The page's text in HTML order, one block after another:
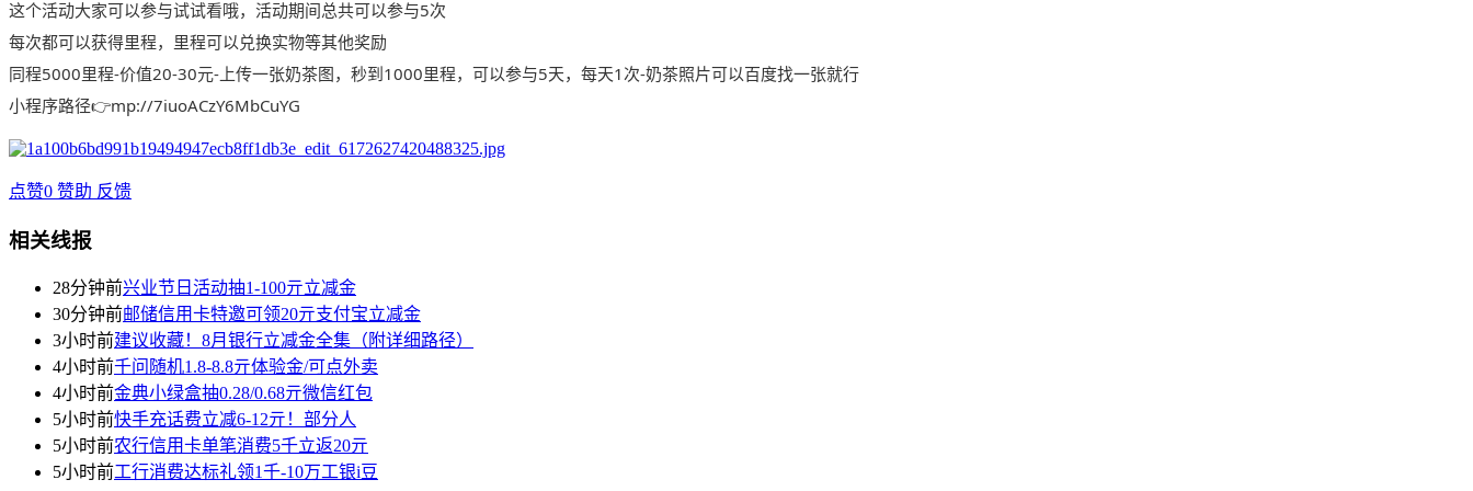
这个活动大家可以参与试试看哦，活动期间总共可以参与5次
每次都可以获得里程，里程可以兑换实物等其他奖励
同程5000里程-价值20-30元-上传一张奶茶图，秒到1000里程，可以参与5天，每天1次-奶茶照片可以百度找一张就行
小程序路径👉mp://7iuoACzY6MbCuYG
点赞0 赞助 反馈
相关线报
28分钟前兴业节日活动抽1-100亓立减金
30分钟前邮储信用卡特邀可领20亓支付宝立减金
3小时前建议收藏！8月银行立减金全集（附详细路径）
4小时前千问随机1.8-8.8亓体验金/可点外卖
4小时前金典小绿盒抽0.28/0.68亓微信红包
5小时前快手充话费立减6-12亓！部分人
5小时前农行信用卡单笔消费5千立返20亓
5小时前工行消费达标礼领1千-10万工银i豆